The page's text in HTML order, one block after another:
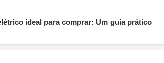
ideal para comprar: Um guia prático